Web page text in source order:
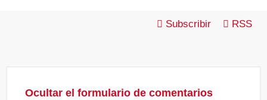
Subscribir RSS
Ocultar el formulario de comentarios